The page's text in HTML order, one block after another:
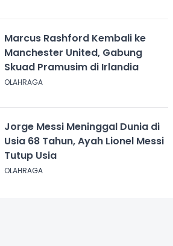
Marcus Rashford Kembali ke
Manchester United, Gabung
Skuad Pramusim di Irlandia
OLAHRAGA
Jorge Messi Meninggal Dunia di
Usia 68 Tahun, Ayah Lionel Messi
Tutup Usia
OLAHRAGA